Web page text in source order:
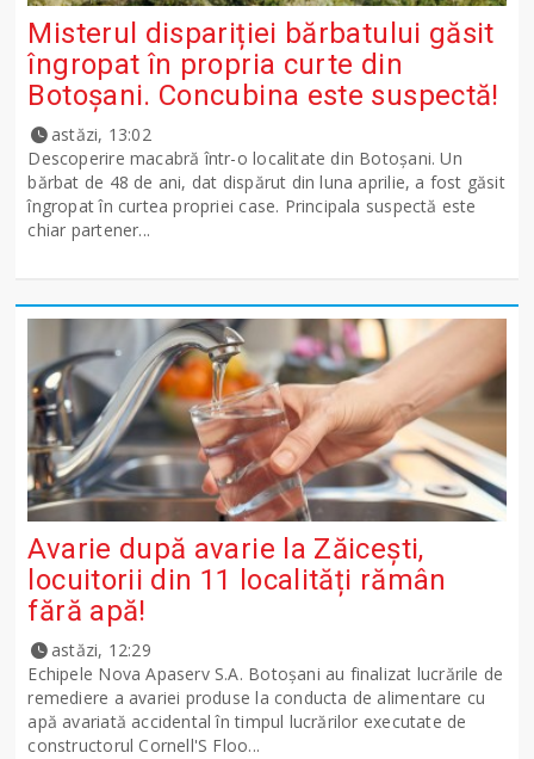
Misterul dispariției bărbatului găsit
îngropat în propria curte din
Botoșani. Concubina este suspectă!
astăzi, 13:02
Descoperire macabră într-o localitate din Botoșani. Un
bărbat de 48 de ani, dat dispărut din luna aprilie, a fost găsit
îngropat în curtea propriei case. Principala suspectă este
chiar partener...
Avarie după avarie la Zăicești,
locuitorii din 11 localități rămân
fără apă!
astăzi, 12:29
Echipele Nova Apaserv S.A. Botoșani au finalizat lucrările de
remediere a avariei produse la conducta de alimentare cu
apă avariată accidental în timpul lucrărilor executate de
constructorul Cornell'S Floo...